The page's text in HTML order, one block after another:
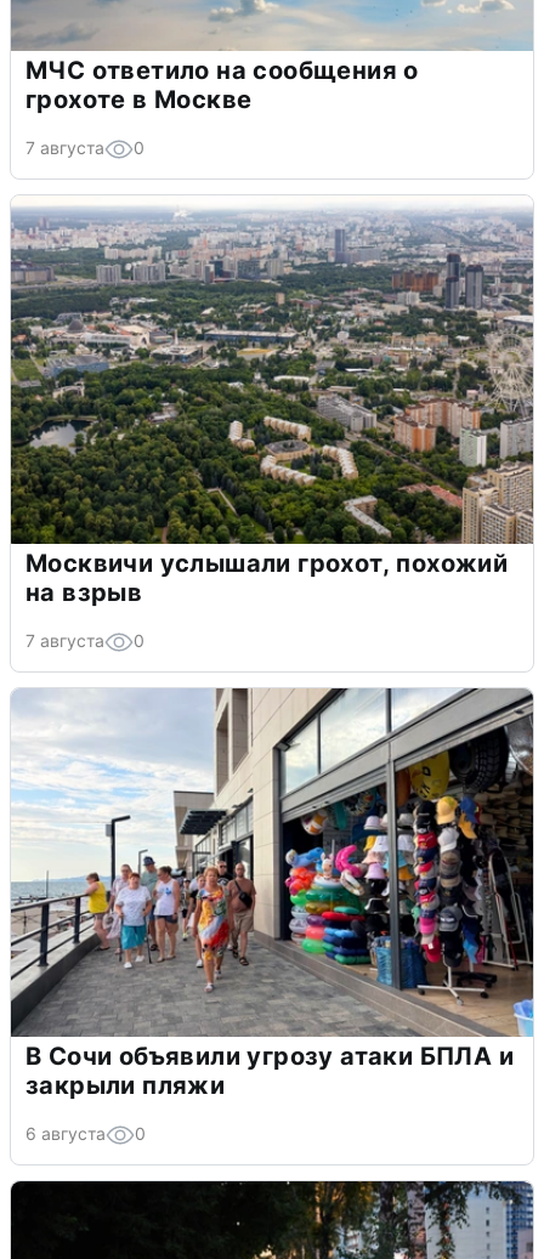
МЧС ответило на сообщения о
грохоте в Москве
7 августа 0
Москвичи услышали грохот, похожий
на взрыв
7 августа 0
В Сочи объявили угрозу атаки БПЛА и
закрыли пляжи
6 августа 0